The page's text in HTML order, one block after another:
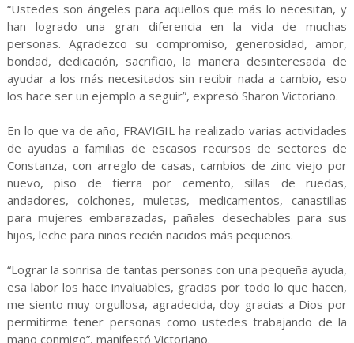
“Ustedes son ángeles para aquellos que más lo necesitan, y
han logrado una gran diferencia en la vida de muchas
personas. Agradezco su compromiso, generosidad, amor,
bondad, dedicación, sacrificio, la manera desinteresada de
ayudar a los más necesitados sin recibir nada a cambio, eso
los hace ser un ejemplo a seguir”, expresó Sharon Victoriano.
En lo que va de año, FRAVIGIL ha realizado varias actividades
de ayudas a familias de escasos recursos de sectores de
Constanza, con arreglo de casas, cambios de zinc viejo por
nuevo, piso de tierra por cemento, sillas de ruedas,
andadores, colchones, muletas, medicamentos, canastillas
para mujeres embarazadas, pañales desechables para sus
hijos, leche para niños recién nacidos más pequeños.
“Lograr la sonrisa de tantas personas con una pequeña ayuda,
esa labor los hace invaluables, gracias por todo lo que hacen,
me siento muy orgullosa, agradecida, doy gracias a Dios por
permitirme tener personas como ustedes trabajando de la
mano conmigo”, manifestó Victoriano.